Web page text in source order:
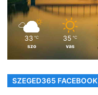
33 ℃
szo
35 ℃
vas
SZEGED365 FACEBOOK